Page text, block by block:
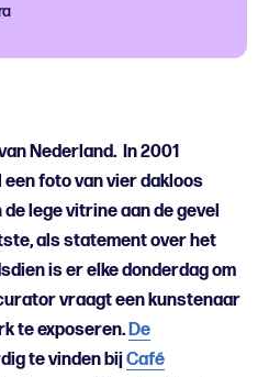
Nederland. In 2001
een foto van vier dakloos
lege vitrine aan de gevel
als statement over het
is er elke donderdag om
vraagt een kunstenaar
te exposeren.De
te vinden bijCafé